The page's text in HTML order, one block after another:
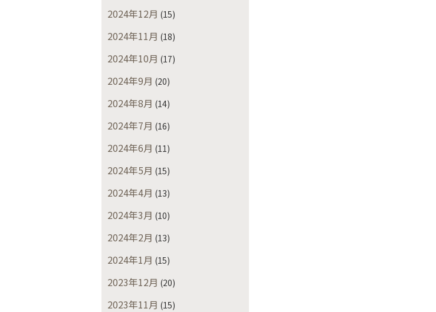
2024年12月 (15)
2024年11月 (18)
2024年10月 (17)
2024年9月 (20)
2024年8月 (14)
2024年7月 (16)
2024年6月 (11)
2024年5月 (15)
2024年4月 (13)
2024年3月 (10)
2024年2月 (13)
2024年1月 (15)
2023年12月 (20)
2023年11月 (15)